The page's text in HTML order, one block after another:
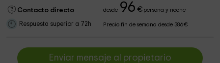
Contacto directo desde 96 €persona y noche
Respuesta superior a 72h Precio fin de semana desde 386€
Enviar mensaje al propietario